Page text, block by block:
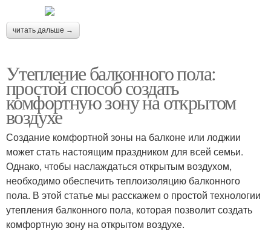
читать дальше →
Утепление балконного пола:
простой способ создать
комфортную зону на открытом
воздухе
Создание комфортной зоны на балконе или лоджии
может стать настоящим праздником для всей семьи.
Однако, чтобы наслаждаться открытым воздухом,
необходимо обеспечить теплоизоляцию балконного
пола. В этой статье мы расскажем о простой технологии
утепления балконного пола, которая позволит создать
комфортную зону на открытом воздухе.